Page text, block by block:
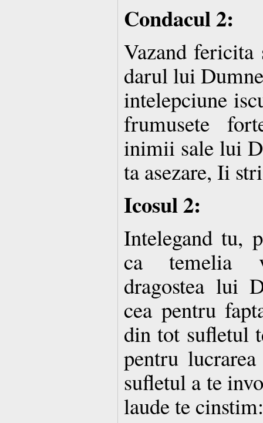
Condacul 2:
Vazand fericita
darul lui
intelepciune
frumusete
inimii sale lui
ta asezare, Ii
Icosul 2:
Intelegand tu,
ca temelia
dragostea lui
cea pentru
din tot sufletul
pentru
sufletul a te
laude te cinstim: